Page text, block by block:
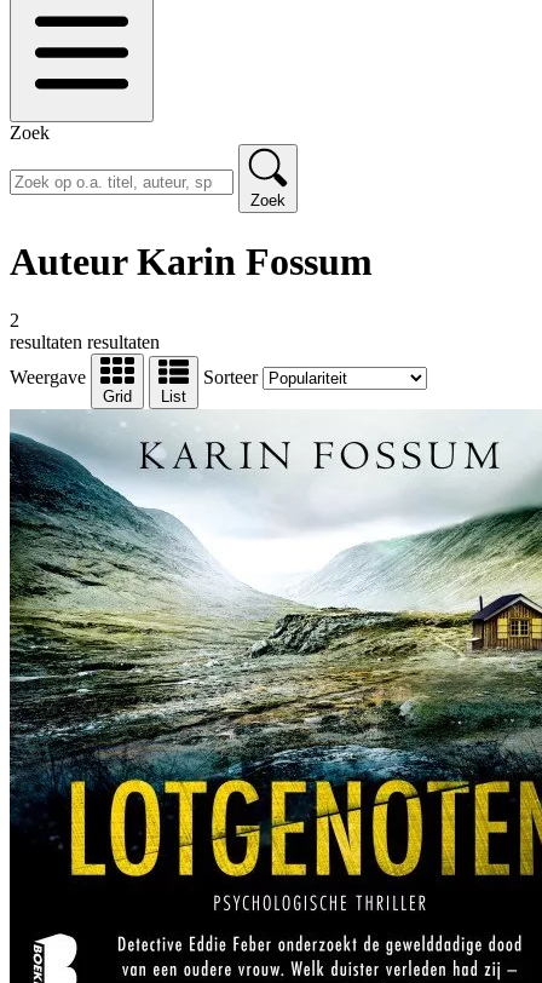
Zoek
Zoek
Auteur Karin Fossum
2
resultaten resultaten
Weergave
Grid List
Sorteer